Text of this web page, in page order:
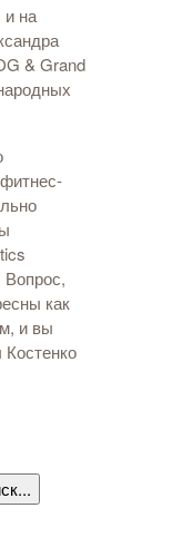
на
& Grand
Вопрос,
как
и вы